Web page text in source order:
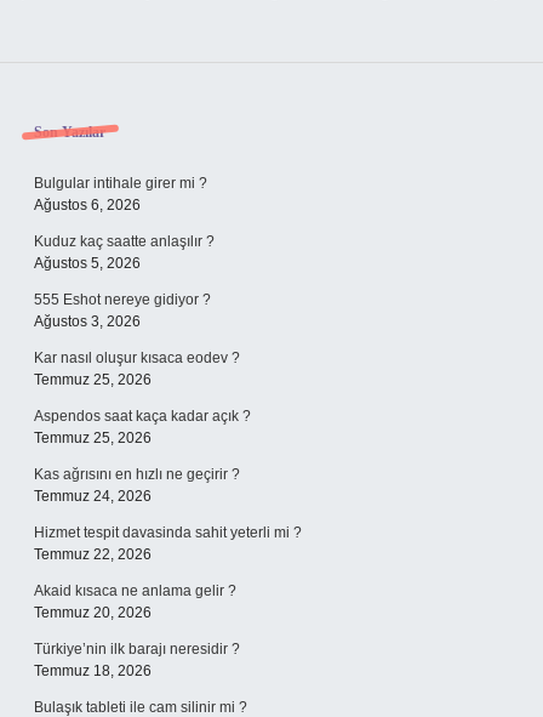
Sidebar
Son Yazılar
Bulgular intihale girer mi ?
Ağustos 6, 2026
Kuduz kaç saatte anlaşılır ?
Ağustos 5, 2026
555 Eshot nereye gidiyor ?
Ağustos 3, 2026
Kar nasıl oluşur kısaca eodev ?
Temmuz 25, 2026
Aspendos saat kaça kadar açık ?
Temmuz 25, 2026
Kas ağrısını en hızlı ne geçirir ?
Temmuz 24, 2026
Hizmet tespit davasinda sahit yeterli mi ?
Temmuz 22, 2026
Akaid kısaca ne anlama gelir ?
Temmuz 20, 2026
Türkiye’nin ilk barajı neresidir ?
Temmuz 18, 2026
Bulaşık tableti ile cam silinir mi ?